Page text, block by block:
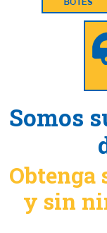
Somos
Obtenga
y sin